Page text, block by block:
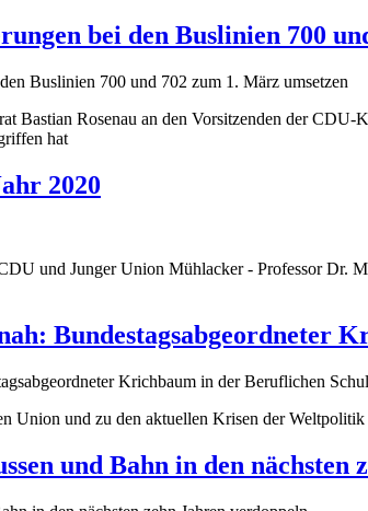
bei den Buslinien 700
Bastian Rosenau an den Vorsitzenden der
hat
2020
und Junger Union Mühlacker - Professor Dr.
Bundestagsabgeordneter
Union und zu den aktuellen Krisen der
und Bahn in den nächsten